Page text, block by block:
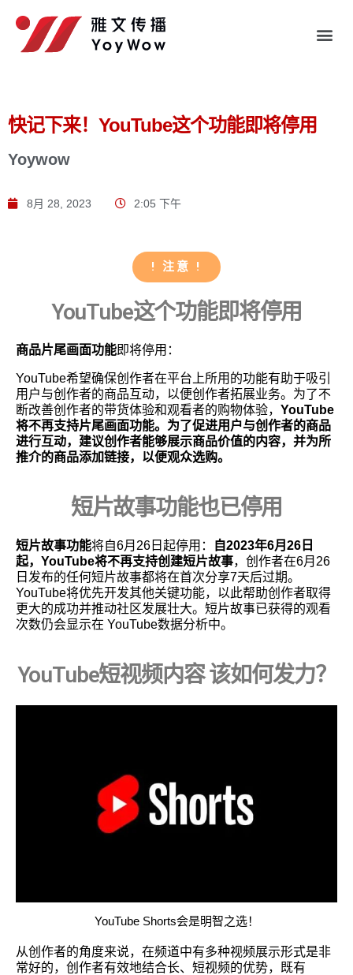
快记下来！YouTube这个功能即将停用
Yoywow
8月 28, 2023 2:05 下午
! 注意 !
YouTube这个功能即将停用
商品片尾画面功能即将停用：
YouTube希望确保创作者在平台上所用的功能有助于吸引
用户与创作者的商品互动，以便创作者拓展业务。为了不
断改善创作者的带货体验和观看者的购物体验， YouTube
将不再支持片尾画面功能。为了促进用户与创作者的商品
进行互动，建议创作者能够展示商品价值的内容，并为所
推介的商品添加链接，以便观众选购。
短片故事功能也已停用
短片故事功能将自6月26日起停用：
自2023年6月26日
起，YouTube将不再支持创建短片故事，创作者在6月26
日发布的任何短片故事都将在首次分享7天后过期。
YouTube将优先开发其他关键功能，以此帮助创作者取得
更大的成功并推动社区发展壮大。短片故事已获得的观看
次数仍会显示在 YouTube数据分析中。
YouTube短视频内容 该如何发力？
YouTube Shorts会是明智之选！
从创作者的角度来说，在频道中有多种视频展示形式是非
常好的，创作者有效地结合长、短视频的优势，既有